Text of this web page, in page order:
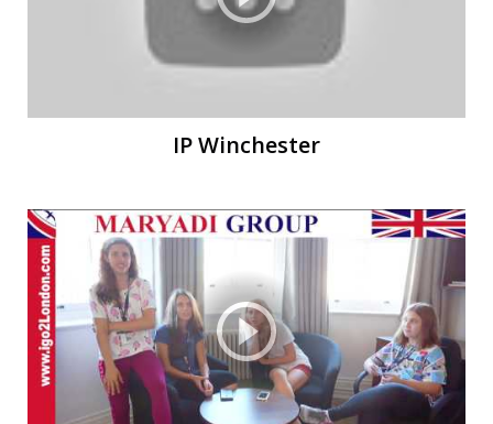
Е
Е
IP Winchester